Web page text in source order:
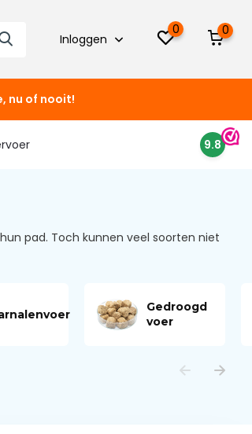
Inloggen
0 0
nu of nooit!
9.8
pad. Toch kunnen veel soorten niet
Gedroogd
voer